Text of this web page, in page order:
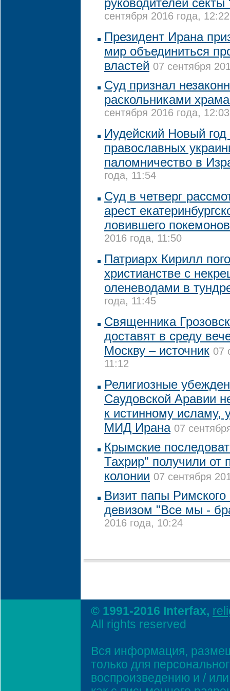
руководителей
сентября 2016 года, 12:22
Президент Ирана
мир объединиться
властей 07 сентября
Суд признал
раскольниками
сентября 2016 года, 12:03
Иудейский Новый
православных
паломничество в
года, 11:54
Суд в четверг
арест
ловившего
2016 года, 11:50
Патриарх Кирилл
христианстве с
оленеводами в
года, 11:45
Священника
доставят в среду
Москву – источник 07
11:12
Религиозные
Саудовской Аравии
к истинному исламу,
МИД Ирана 07
Крымские
Тахрир" получили от
колонии 07 сентября
Визит папы
девизом "Все мы -
2016 года, 10:24
© 1991-2016 Interfax,
All rights reserved
Вся информация,
только для
воспроизведению и /